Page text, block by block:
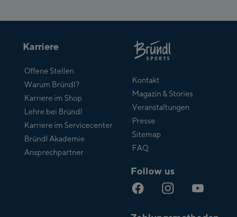
Karriere
Offene Stellen
Warum Bründl?
Karriere im Shop
Lehre bei Bründl
Karriere im Servicecenter
Bründl Akademie
Ansprechpartner
Bründl
Kontakt
Magazin & Stories
Veranstaltungen
Presse
Sitemap
FAQ
Follow us